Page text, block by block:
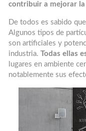
contribuir a mejorar
De todos es sabido
Algunos tipos de
son artificiales y
industria.Todas ellas
lugares en ambiente
notablemente sus